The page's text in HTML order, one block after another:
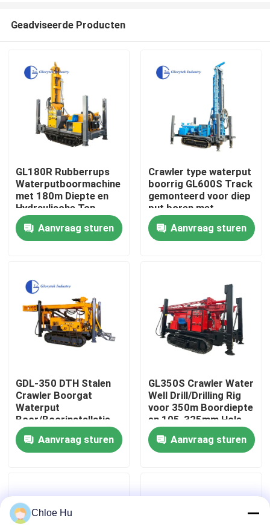
Huis
Producten
Fabrieksreis
Kwaliteitscontrole
Gevallen
Verzoek om een Citaat
Boorinstallatie voor waterputten
Geadviseerde Producten
GL180R Rubberrups
Waterputboormachine
met 180m Diepte en
Hydraulische Top
Drive voor
Geothermische
Boorgaten
Aanvraag sturen
Crawler type waterput
boorrig GL600S Track
gemonteerd voor diep
put boren met
maximale diepte 600m
en diameterbereik 105
tot 500mm
Aanvraag sturen
GDL-350 DTH Stalen
Crawler Boorgat
Waterput
Boor/Boorinstallatie
Aanvraag sturen
GL350S Crawler Water
Well Drill/Drilling Rig
voor 350m Boordiepte
en 105-325mm Hole
Diameter
Aanvraag sturen
Chloe Hu